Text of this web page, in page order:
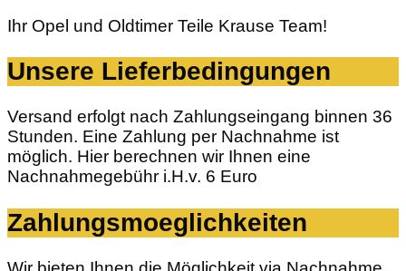
Ihr Opel und Oldtimer Teile Krause Team!
Unsere Lieferbedingungen
Versand erfolgt nach Zahlungseingang binnen 36
Stunden. Eine Zahlung per Nachnahme ist
möglich. Hier berechnen wir Ihnen eine
Nachnahmegebühr i.H.v. 6 Euro
Zahlungsmoeglichkeiten